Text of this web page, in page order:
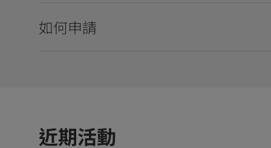
如何申請
近期活動